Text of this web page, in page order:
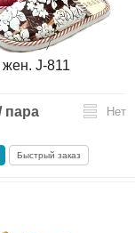
жен. J-811
пара Нет
Быстрый заказ